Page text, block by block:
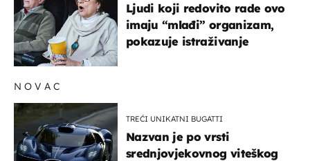
Ljudi koji redovito rade ovo
imaju “mlađi” organizam,
pokazuje istraživanje
NOVAC
TREĆI UNIKATNI BUGATTI
Nazvan je po vrsti
srednjovjekovnog viteškog